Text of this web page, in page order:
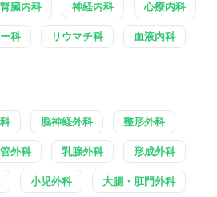
腎臓内科 神経内科 心療内科
科 リウマチ科 血液内科
脳神経外科 整形外科
外科 乳腺外科 形成外科
小児外科 大腸・肛門外科